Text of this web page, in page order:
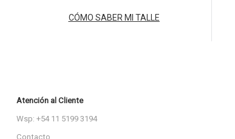
CÓMO SABER MI TALLE
Atención al Cliente
Wsp: +54 11 5199 3194
Contacto